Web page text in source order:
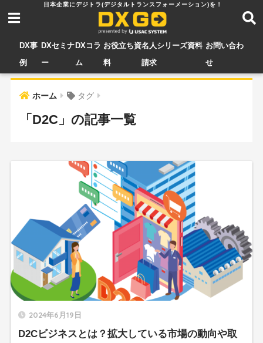
DX事
例
DXセミナ
ー
DXコラ
ム
お役立ち資
料
名人シリーズ資料
請求
お問い合わ
せ
ホーム タグ
「D2C」の記事一覧
2024年6月19日
D2Cビジネスとは？拡大している市場の動向や取